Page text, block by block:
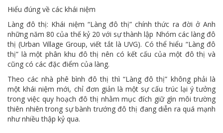
Hiểu đúng về các khái niệm
Làng đô thị: Khái niệm “Làng đô thị” chính thức ra đời ở Anh
những năm 80 của thế kỷ 20 với sự thành lập Nhóm các làng đô
thị (Urban Village Group, viết tắt là UVG). Có thể hiểu “Làng đô
thị” là một phân khu đô thị nên có kết cấu của một đô thị và
cũng có các đặc điểm của làng.
Theo các nhà phê bình đô thị thì “Làng đô thị” không phải là
một khái niệm mới, chỉ đơn giản là một sự cấu trúc lại ý tưởng
trong việc quy hoạch đô thị nhằm mục đích giữ gìn môi trường
thiên nhiên trong sự bành trướng đô thị đang diễn ra quá mạnh
như nhiều thập kỷ qua.